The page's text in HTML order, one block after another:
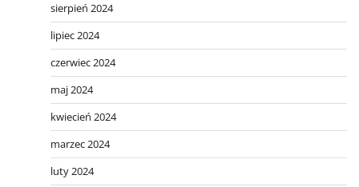
sierpień 2024
lipiec 2024
czerwiec 2024
maj 2024
kwiecień 2024
marzec 2024
luty 2024